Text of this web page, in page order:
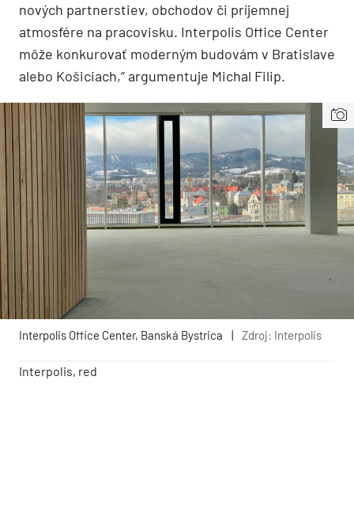
nových partnerstiev, obchodov či príjemnej
atmosfére na pracovisku. Interpolis Office Center
môže konkurovať moderným budovám v Bratislave
alebo Košiciach,“ argumentuje Michal Filip.
Interpolis Office Center, Banská Bystrica Zdroj: Interpolis
Interpolis, red